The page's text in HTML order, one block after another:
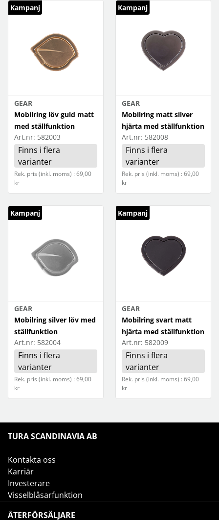
Kampanj
GEAR
Mobilring löv guld matt
med ställfunktion
Art.nr: 582003
Finns i flera
varianter
Rek. pris (inkl. moms) : 69,00
kr
Kampanj
GEAR
Mobilring matt silver
hjärta med ställfunktion
Art.nr: 582008
Finns i flera
varianter
Rek. pris (inkl. moms) : 69,00
kr
Kampanj
GEAR
Mobilring silver löv med
ställfunktion
Art.nr: 582004
Finns i flera
varianter
Rek. pris (inkl. moms) : 69,00
kr
Kampanj
GEAR
Mobilring svart matt
hjärta med ställfunktion
Art.nr: 582009
Finns i flera
varianter
Rek. pris (inkl. moms) : 69,00
kr
TURA SCANDINAVIA AB
Kontakta oss
Karriär
Investerare
Visselblåsarfunktion
ÅTERFÖRSÄLJARE